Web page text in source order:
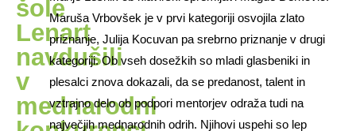
šole
Lenart
navdušili
v
mednarodni
Maruša Vrbovšek je v prvi kategoriji osvojila zlato
priznanje, Julija Kocuvan pa srebrno priznanje v drugi
kategoriji. Ob vseh dosežkih so mladi glasbeniki in
plesalci znova dokazali, da se predanost, talent in
vztrajno delo ob podpori mentorjev odraža tudi na
največjih mednarodnih odrih. Njihovi uspehi so lep